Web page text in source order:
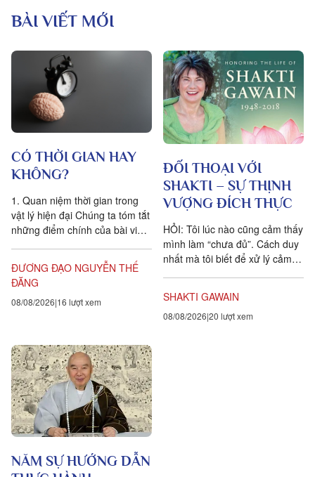
BÀI VIẾT MỚI
CÓ THỜI GIAN HAY
KHÔNG?
1. Quan niệm thời gian trong
vật lý hiện đại Chúng ta tóm tắt
những điểm chính của bài viết
Triết học Craig...
ĐƯƠNG ĐẠO NGUYỄN THẾ
ĐĂNG
08/08/2026 16 lượt xem
ĐỐI THOẠI VỚI
SHAKTI – SỰ THỊNH
VƯỢNG ĐÍCH THỰC
HỎI: Tôi lúc nào cũng cảm thấy
mình làm “chưa đủ”. Cách duy
nhất mà tôi biết để xử lý cảm
SHAKTI GAWAIN
08/08/2026 20 lượt xem
NĂM SỰ HƯỚNG DẪN